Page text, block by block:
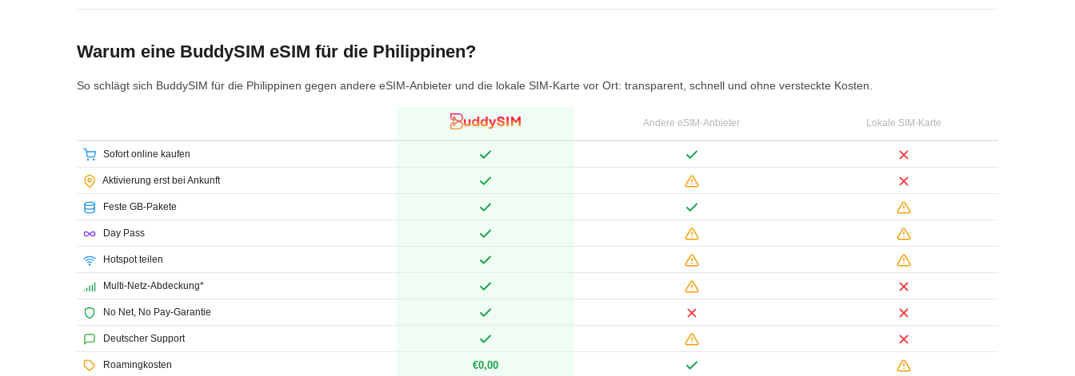
Warum eine BuddySIM eSIM für die Philippinen?
So schlägt sich BuddySIM für die Philippinen gegen andere eSIM-Anbieter und die lokale SIM-Karte vor Ort: transparent, schnell und ohne versteckte Kosten.
Andere eSIM-Anbieter Lokale SIM-Karte
Sofort online kaufen
Aktivierung erst bei Ankunft
Feste GB-Pakete
Day Pass
Hotspot teilen
Multi-Netz-Abdeckung*
No Net, No Pay-Garantie
Deutscher Support
Roamingkosten €0,00